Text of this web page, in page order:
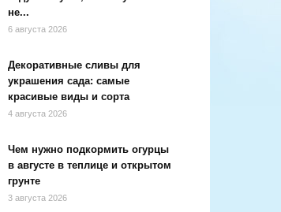
не...
6 августа 2026
Декоративные сливы для
украшения сада: самые
красивые виды и сорта
4 августа 2026
Чем нужно подкормить огурцы
в августе в теплице и открытом
грунте
3 августа 2026